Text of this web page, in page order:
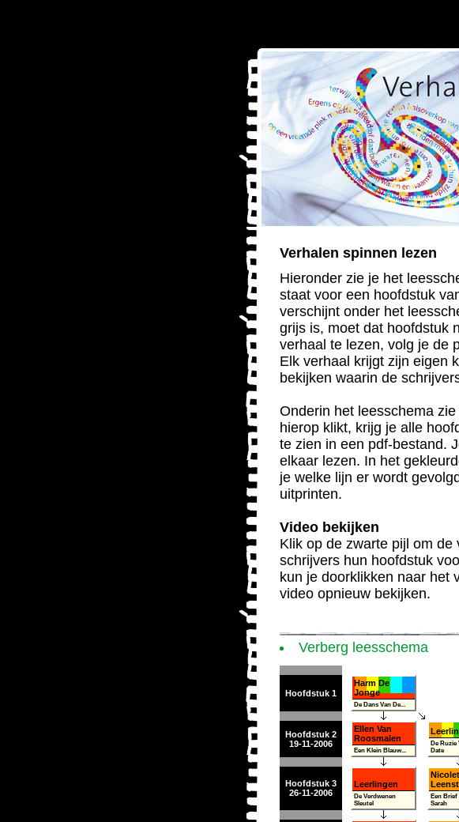
Verhalen spinnen lezen
Hieronder zie je het
staat voor een hoofdstuk
verschijnt onder het
grijs is, moet dat hoofdstuk
verhaal te lezen, volg je de
Elk verhaal krijgt zijn eigen
bekijken waarin de
Onderin het leesschema zie
hierop klikt, krijg je alle
te zien in een pdf-bestand.
elkaar lezen. In het
je welke lijn er wordt
uitprinten.
Video bekijken
Klik op de zwarte pijl om
schrijvers hun hoofdstuk
kun je doorklikken naar het
video opnieuw bekijken.
Verberg leesschema
Hoofdstuk 1
Harm De
Jonge
De Dans Van De...
Hoofdstuk 2
19-11-2006
Ellen Van
Roosmalen
Een Klein Blauw...
De Ruzie
Date
Hoofdstuk 3
26-11-2006
Leerlingen
De Verdwenen
Sleutel
Een Brief
Sarah